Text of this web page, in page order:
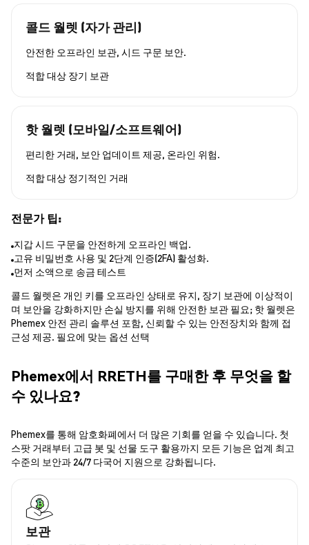
콜드 월렛 (자가 관리)
안전한 오프라인 보관, 시드 구문 보안.
적합 대상 장기 보관
핫 월렛 (모바일/소프트웨어)
편리한 거래, 보안 업데이트 제공, 온라인 위험.
적합 대상 정기적인 거래
전문가 팁:
지갑 시드 구문을 안전하게 오프라인 백업.
고유 비밀번호 사용 및 2단계 인증(2FA) 활성화.
먼저 소액으로 송금 테스트
콜드 월렛은 개인 키를 오프라인 상태로 유지, 장기 보관에 이상적이
며 보안을 강화하지만 손실 방지를 위해 안전한 보관 필요; 핫 월렛은
Phemex 안전 관리 솔루션 포함, 신뢰할 수 있는 안전장치와 함께 접
근성 제공. 필요에 맞는 옵션 선택
Phemex에서 RRETH를 구매한 후 무엇을 할
수 있나요?
Phemex를 통해 암호화폐에서 더 많은 기회를 얻을 수 있습니다. 첫
스팟 거래부터 고급 봇 및 선물 도구 활용까지 모든 기능은 업계 최고
수준의 보안과 24/7 다국어 지원으로 강화됩니다.
보관